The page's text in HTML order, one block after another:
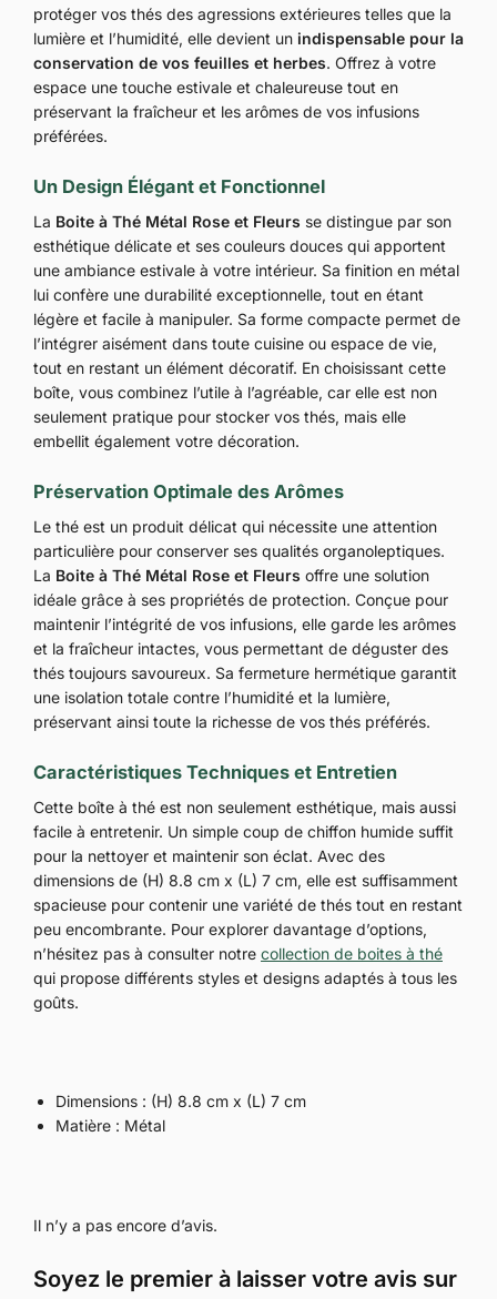
protéger vos thés des agressions extérieures telles que la
lumière et l’humidité, elle devient un indispensable pour la
conservation de vos feuilles et herbes. Offrez à votre
espace une touche estivale et chaleureuse tout en
préservant la fraîcheur et les arômes de vos infusions
préférées.
Un Design Élégant et Fonctionnel
La Boite à Thé Métal Rose et Fleurs se distingue par son
esthétique délicate et ses couleurs douces qui apportent
une ambiance estivale à votre intérieur. Sa finition en métal
lui confère une durabilité exceptionnelle, tout en étant
légère et facile à manipuler. Sa forme compacte permet de
l’intégrer aisément dans toute cuisine ou espace de vie,
tout en restant un élément décoratif. En choisissant cette
boîte, vous combinez l’utile à l’agréable, car elle est non
seulement pratique pour stocker vos thés, mais elle
embellit également votre décoration.
Préservation Optimale des Arômes
Le thé est un produit délicat qui nécessite une attention
particulière pour conserver ses qualités organoleptiques.
La Boite à Thé Métal Rose et Fleurs offre une solution
idéale grâce à ses propriétés de protection. Conçue pour
maintenir l’intégrité de vos infusions, elle garde les arômes
et la fraîcheur intactes, vous permettant de déguster des
thés toujours savoureux. Sa fermeture hermétique garantit
une isolation totale contre l’humidité et la lumière,
préservant ainsi toute la richesse de vos thés préférés.
Caractéristiques Techniques et Entretien
Cette boîte à thé est non seulement esthétique, mais aussi
facile à entretenir. Un simple coup de chiffon humide suffit
pour la nettoyer et maintenir son éclat. Avec des
dimensions de (H) 8.8 cm x (L) 7 cm, elle est suffisamment
spacieuse pour contenir une variété de thés tout en restant
peu encombrante. Pour explorer davantage d’options,
n’hésitez pas à consulter notre collection de boites à thé
qui propose différents styles et designs adaptés à tous les
goûts.
Dimensions : (H) 8.8 cm x (L) 7 cm
Matière : Métal
Il n’y a pas encore d’avis.
Soyez le premier à laisser votre avis sur